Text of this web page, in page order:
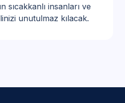
sıcakkanlı insanları ve
unutulmaz kılacak.